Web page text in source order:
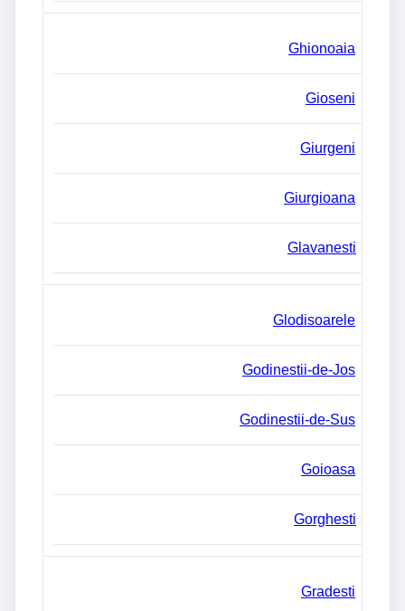
Ghionoaia
Gioseni
Giurgeni
Giurgioana
Glavanesti
Glodisoarele
Godinestii-de-Jos
Godinestii-de-Sus
Goioasa
Gorghesti
Gradesti